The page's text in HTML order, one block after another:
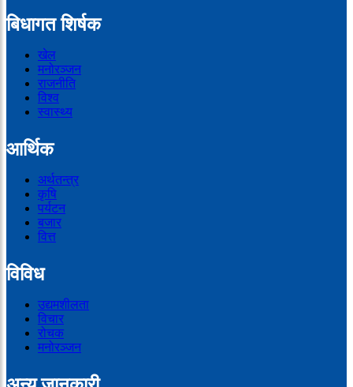
बिधागत शिर्षक
खेल
मनोरञ्जन
राजनीति
विश्व
स्वास्थ्य
आर्थिक
अर्थतन्त्र
कृषि
पर्यटन
बजार
वित्त
विविध
उद्यमशीलता
विचार
रोचक
मनोरञ्जन